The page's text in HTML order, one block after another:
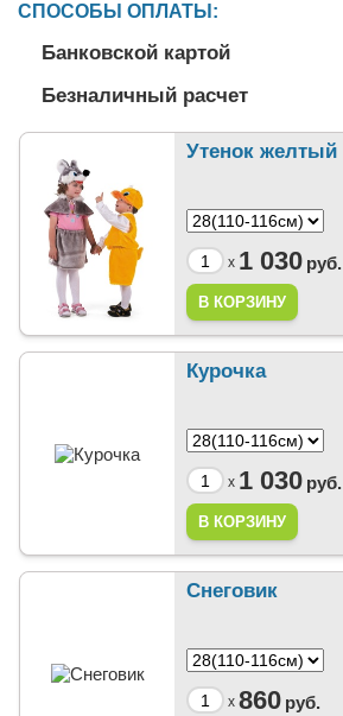
СПОСОБЫ ОПЛАТЫ:
Банковской картой
Безналичный расчет
Утенок желтый
x 1 030 руб.
Курочка
x 1 030 руб.
Снеговик
x 860 руб.